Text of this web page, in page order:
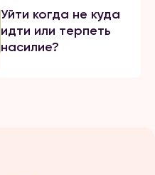
Уйти когда не куда
идти или терпеть
насилие?